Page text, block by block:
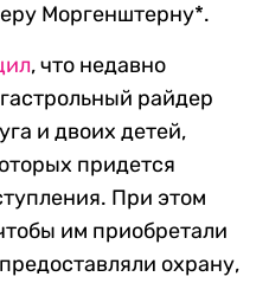
Моргенштерну*.
, что недавно
райдер
и двоих детей,
придется
При этом
им приобретали
охрану,